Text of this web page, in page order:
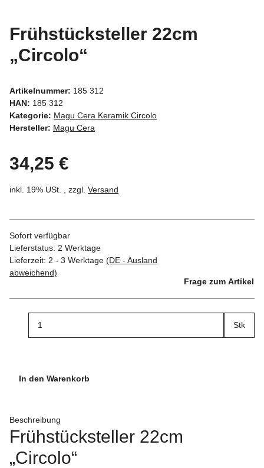
Frühstücksteller 22cm
„Circolo“
Artikelnummer: 185 312
HAN: 185 312
Kategorie: Magu Cera Keramik Circolo
Hersteller: Magu Cera
34,25 €
inkl. 19% USt. , zzgl. Versand
Sofort verfügbar
Lieferstatus: 2 Werktage
Lieferzeit: 2 - 3 Werktage (DE - Ausland
abweichend)
Frage zum Artikel
Stk
In den Warenkorb
Beschreibung
Frühstücksteller 22cm
„Circolo“